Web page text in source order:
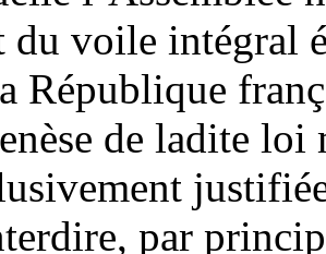
du voile intégral
République
de ladite loi
par